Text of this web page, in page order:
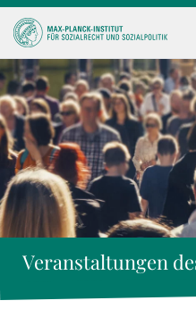
Veranstaltungen